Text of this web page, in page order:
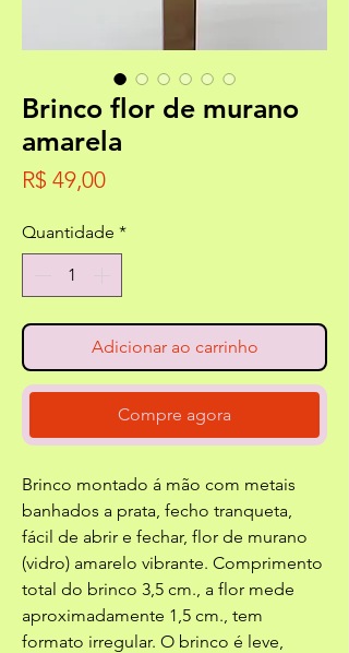
Brinco flor de murano
amarela
R$ 49,00Preço
Quantidade *
Adicionar ao carrinho
Compre agora
Brinco montado á mão com metais
banhados a prata, fecho tranqueta,
fácil de abrir e fechar, flor de murano
(vidro) amarelo vibrante. Comprimento
total do brinco 3,5 cm., a flor mede
aproximadamente 1,5 cm., tem
formato irregular. O brinco é leve,